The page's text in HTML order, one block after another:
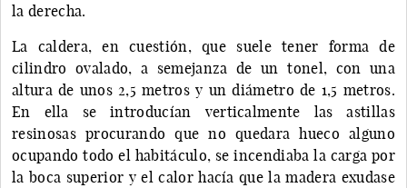
la derecha.
La caldera, en cuestión, que suele tener forma de
cilindro ovalado, a semejanza de un tonel, con una
altura de unos 2,5 metros y un diámetro de 1,5 metros.
En ella se introducían verticalmente las astillas
resinosas procurando que no quedara hueco alguno
ocupando todo el habitáculo, se incendiaba la carga por
la boca superior y el calor hacía que la madera exudase